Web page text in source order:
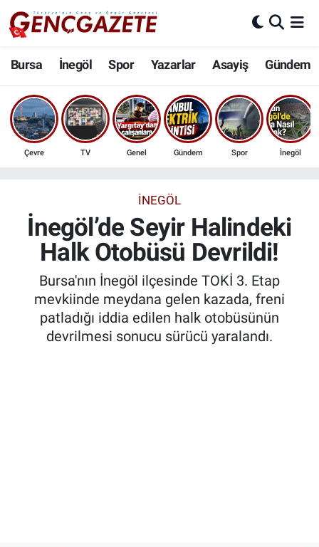
Bursa İnegöl Spor Yazarlar Asayiş Gündem
Çevre TV Genel Gündem Spor İnegöl
İNEGÖL
İnegöl’de Seyir Halindeki
Halk Otobüsü Devrildi!
Bursa'nın İnegöl ilçesinde TOKİ 3. Etap
mevkiinde meydana gelen kazada, freni
patladığı iddia edilen halk otobüsünün
devrilmesi sonucu sürücü yaralandı.
Bursa
İnegöl
3.SAYFA
Ekonomi
Güncel
İnanç
Kadın & Aile
Nöbetçi Eczaneler
Hava Durumu
Trafik Durumu
Son Dakika Haberleri
Haber Arşivi